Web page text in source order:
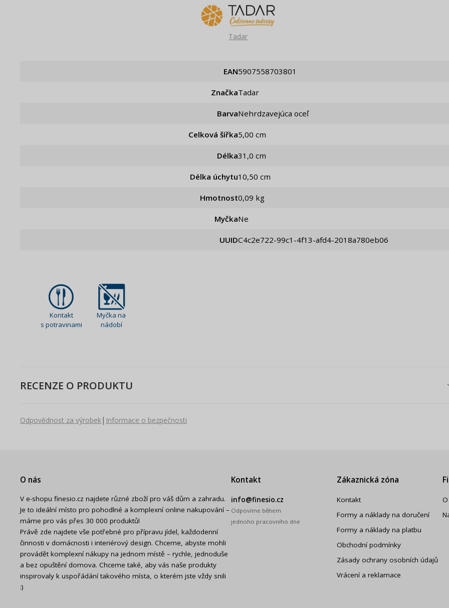
Tadar
EAN 5907558703801
Značka Tadar
Barva Nehrdzavejúca oceľ
Celková šířka 5,00 cm
Délka 31,0 cm
Délka úchytu 10,50 cm
Hmotnost 0,09 kg
Myčka Ne
UUID c4c2e722-99c1-4f13-afd4-2018a780eb06
Kontakt
s potravinami
Myčka na
nádobí
RECENZE O PRODUKTU
Odpovědnost za výrobek| Informace o bezpečnosti
O nás
V e-shopu finesio.cz najdete různé zboží pro váš dům a zahradu.
Je to ideální místo pro pohodlné a komplexní online nakupování –
máme pro vás přes 30 000 produktů!
Právě zde najdete vše potřebné pro přípravu jídel, každodenní
činnosti v domácnosti i interiérový design. Chceme, abyste mohli
provádět komplexní nákupy na jednom místě – rychle, jednoduše
a bez opuštění domova. Chceme také, aby vás naše produkty
inspirovaly k uspořádání takového místa, o kterém jste vždy snili
:)
Kontakt
info@finesio.cz
Odpovíme během
jednoho pracovního dne
Zákaznická zóna
Kontakt
Formy a náklady na doručení
Formy a náklady na platbu
Obchodní podmínky
Zásady ochrany osobních údajů
Vrácení a reklamace